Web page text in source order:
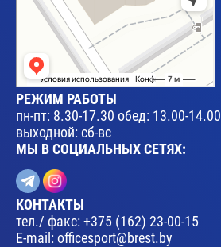
РЕЖИМ РАБОТЫ
пн-пт: 8.30-17.30 обед: 13.00-14.00
выходной: сб-вс
МЫ В СОЦИАЛЬНЫХ СЕТЯХ:
КОНТАКТЫ
тел./ факс: +375 (162) 23-00-15
E-mail: officesport@brest.by